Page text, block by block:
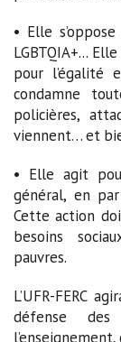
• Elle
LGBTQIA+...
pour l’égalité
condamne
policières,
viennent… et
• Elle agit
général, en
Cette action
besoins
pauvres.
L’UFR-FERC
défense